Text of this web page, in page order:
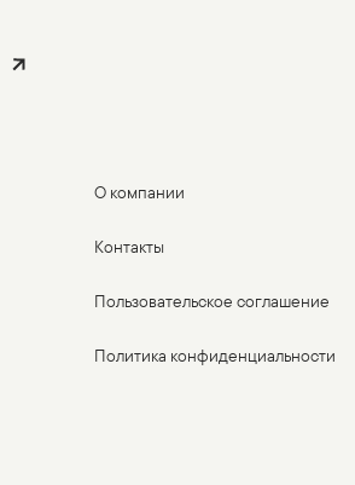
О компании
Контакты
Пользовательское соглашение
Политика конфиденциальности